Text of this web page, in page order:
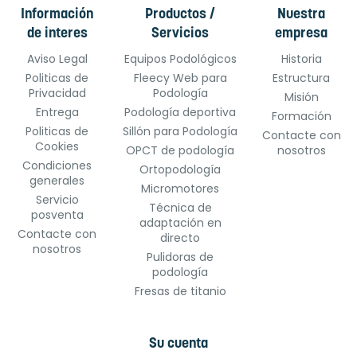
Información
de interes
Aviso Legal
Politicas de
Privacidad
Entrega
Politicas de
Cookies
Condiciones
generales
Servicio
posventa
Contacte con
nosotros
Productos /
Servicios
Equipos Podológicos
Fleecy Web para
Podología
Podología deportiva
Sillón para Podología
OPCT de podología
Ortopodología
Micromotores
Técnica de
adaptación en
directo
Pulidoras de
podología
Fresas de titanio
Nuestra
empresa
Historia
Estructura
Misión
Formación
Contacte con
nosotros
Su cuenta